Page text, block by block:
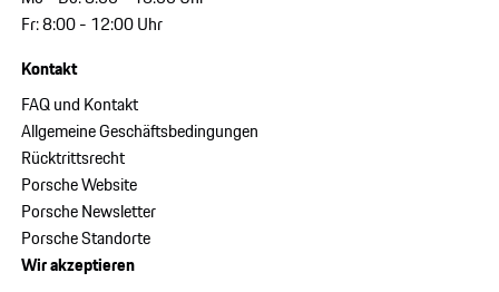
Fr: 8:00 - 12:00 Uhr
Kontakt
FAQ und Kontakt
Allgemeine Geschäftsbedingungen
Rücktrittsrecht
Porsche Website
Porsche Newsletter
Porsche Standorte
Wir akzeptieren